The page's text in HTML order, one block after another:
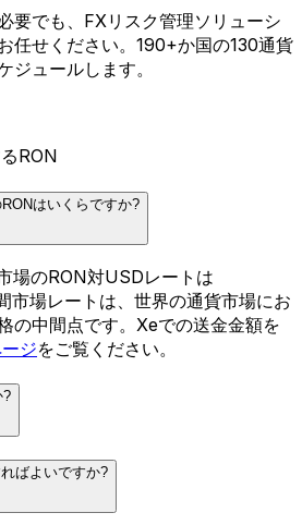
要でも、FXリスク管理ソリューシ
任せください。190+か国の130通貨
ジュールします。
RON
はいくらですか?
場のRON対USDレートは
市場レートは、世界の通貨市場にお
の中間点です。Xeでの送金金額を
ジをご覧ください。
?
ばよいですか?